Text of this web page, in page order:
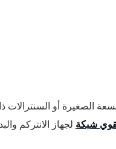
الصغيرة أو السنترالات
شبكة لجهاز الانتركم